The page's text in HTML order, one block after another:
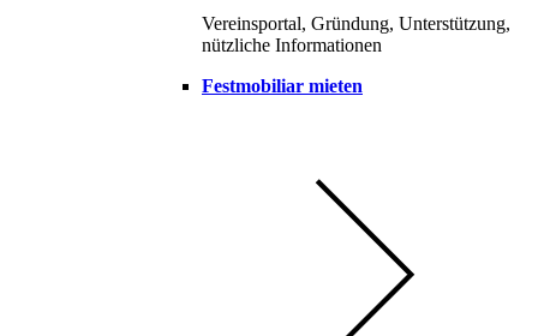
Vereinsportal, Gründung, Unterstützung,
nützliche Informationen
Festmobiliar mieten